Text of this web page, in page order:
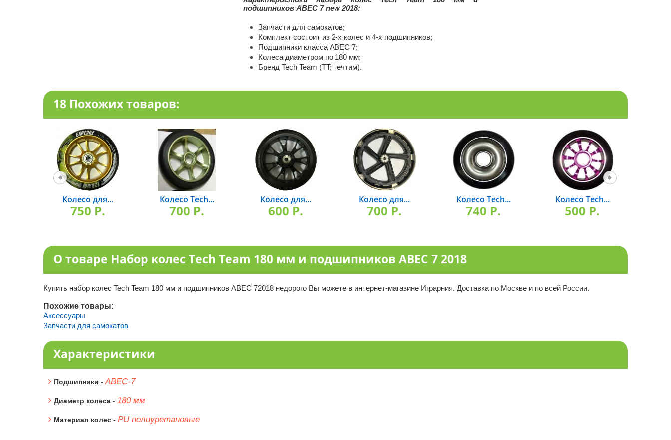
подшипников ABEC 7 new 2018:
Запчасти для самокатов;
Комплект состоит из 2-х колес и 4-х подшипников;
Подшипники класса ABEC 7;
Колеса диаметром по 180 мм;
Бренд Tech Team (TT; течтим).
18 Похожих товаров:
Колесо для...
750 P.
Колесо Tech...
700 P.
Колесо для...
600 P.
Колесо для...
700 P.
Колесо Tech...
740 P.
Колесо Tech...
500 P.
О товаре Набор колес Tech Team 180 мм и подшипников ABEC 7 2018
Купить набор колес Tech Team 180 мм и подшипников ABEC 72018 недорого Вы можете в интернет-магазине Играрния. Доставка по Москве и по всей России.
Похожие товары:
Аксессуары
Запчасти для самокатов
Характеристики
Подшипники - ABEC-7
Диаметр колеса - 180 мм
Материал колес - PU полиуретановые